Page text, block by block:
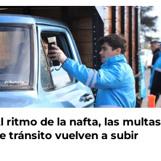
ritmo de la nafta, las multas
tránsito vuelven a subir